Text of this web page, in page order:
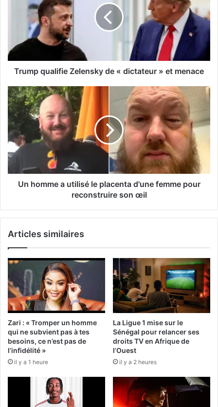
Trump qualifie Zelensky de « dictateur » et menace
Un homme a utilisé le placenta d'une femme pour
reconstruire son œil
Articles similaires
Zari : « Tromper un homme
qui ne subvient pas à tes
besoins, ce n’est pas de
l’infidélité »
il y a 1 heure
La Ligue 1 mise sur le
Sénégal pour relancer ses
droits TV en Afrique de
l’Ouest
il y a 2 heures